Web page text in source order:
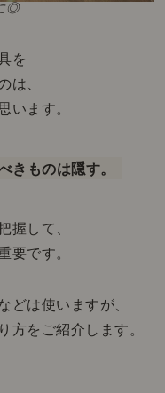
◎
を
は、
います。
きものは隠す。
握して、
要です。
どは使いますが、
方をご紹介します。